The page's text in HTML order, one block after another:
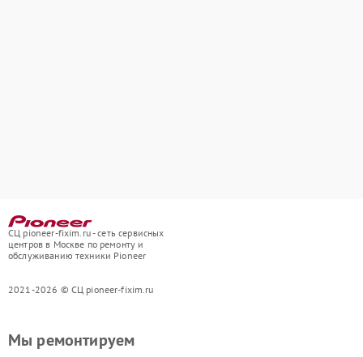
СЦ pioneer-fixim.ru - сеть сервисных
центров в Москве по ремонту и
обслуживанию техники Pioneer
2021-2026 © СЦ pioneer-fixim.ru
Мы ремонтируем